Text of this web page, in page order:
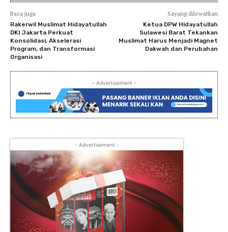
Baca juga
Rakerwil Muslimat Hidayatullah
DKI Jakarta Perkuat
Konsolidasi, Akselerasi
Program, dan Transformasi
Organisasi
Sayang dilewatkan
Ketua DPW Hidayatullah
Sulawesi Barat Tekankan
Muslimat Harus Menjadi Magnet
Dakwah dan Perubahan
- Advertisement -
- Advertisement -